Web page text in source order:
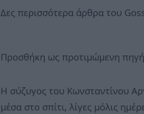
Δες περισσότερα άρθρα του
Προσθήκη ως προτιμώμενη
Η σύζυγος του Κωνσταντίνου
μέσα στο σπίτι, λίγες μόλις